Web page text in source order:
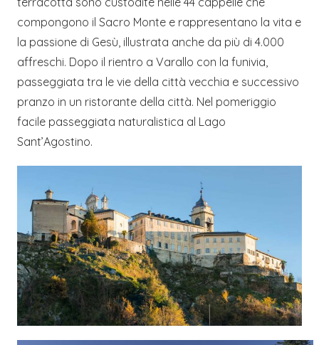
compongono il Sacro Monte e rappresentano la vita e
la passione di Gesù, illustrata anche da più di 4.000
affreschi. Dopo il rientro a Varallo con la funivia,
passeggiata tra le vie della città vecchia e successivo
pranzo in un ristorante della città. Nel pomeriggio
facile passeggiata naturalistica al Lago
Sant’Agostino.